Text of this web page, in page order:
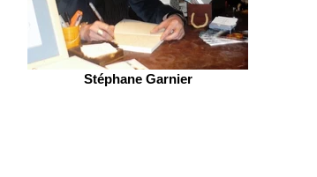
Stéphane Garnier